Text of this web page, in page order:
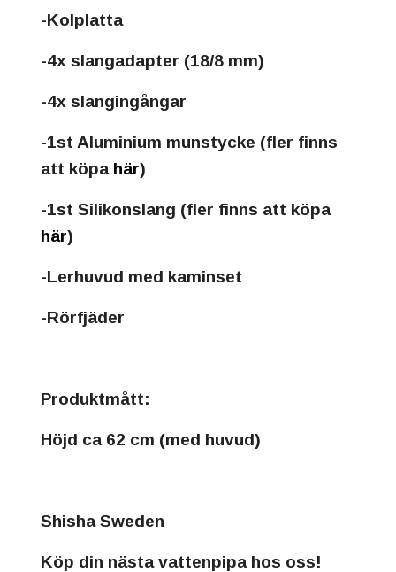
-Kolplatta
-4x slangadapter (18/8 mm)
-4x slangingångar
-1st Aluminium munstycke (fler finns
att köpa här)
-1st Silikonslang (fler finns att köpa
här)
-Lerhuvud med kaminset
-Rörfjäder
Produktmått:
Höjd ca 62 cm (med huvud)
Shisha Sweden
Köp din nästa vattenpipa hos oss!